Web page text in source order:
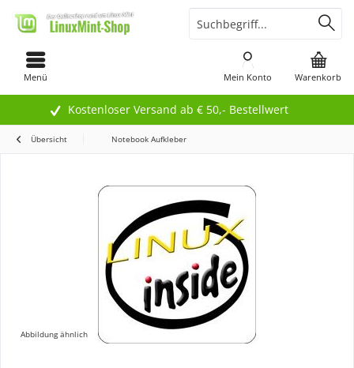
Kostenloser Versand ab € 50,- Bestellwert
Menü Warenkorb
Mein Konto
Übersicht Notebook Aufkleber
Abbildung ähnlich